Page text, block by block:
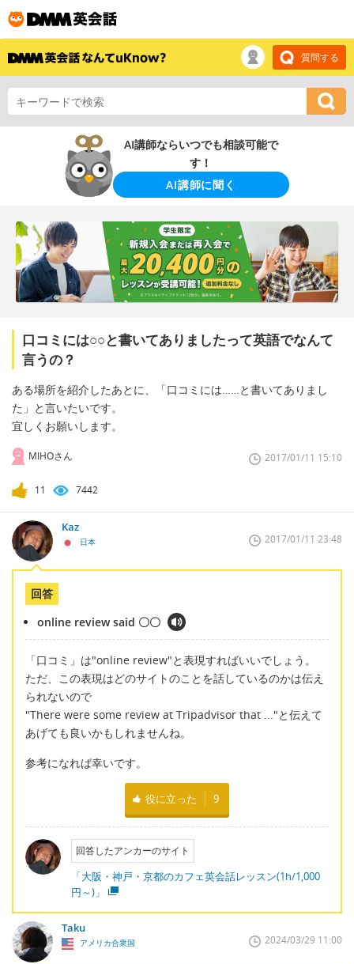
質問する
AI講師ならいつでも相談可能で
す！
AI講師に聞く
口コミには○○と書いてありましたって英語でなんて
言うの？
ある場所を紹介したあとに、「口コミには……と書いてありまし
た」と言いたいです。
宜しくお願いします。
MIHOさん 2017/01/11 15:10
11 7442
Kaz
日本 2017/01/11 23:48
回答
online review said 〇〇
「口コミ」は"online review"と表現すればいいでしょう。
ただ、この表現はどのサイトのことを話しているのかは伝え
られないので
"There were some review at Tripadvisor that ..."と伝えて
あげても良いかもしれませんね。
参考になれば幸いです。
役に立った 9
回答したアンカーのサイト
「大阪・神戸・京都のカフェ英会話レッスン(1h/1,000
円～)」
Taku
アメリカ合衆国 2024/03/29 11:00